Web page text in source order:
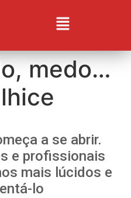
medo…
a se abrir.
e profissionais
mais lúcidos e
lo